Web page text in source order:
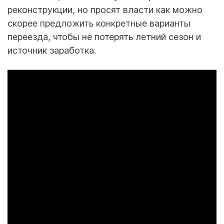
реконструкции, но просят власти как можно
скорее предложить конкретные варианты
переезда, чтобы не потерять летний сезон и
источник заработка.